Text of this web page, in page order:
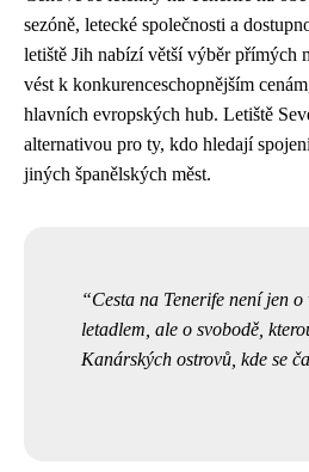
sezóně, letecké společnosti a
letiště Jih nabízí větší výběr přímých
vést k konkurenceschopnějším
hlavních evropských hub. Letiště
alternativou pro ty, kdo hledají
jiných španělských měst.
Cesta na Tenerife není jen
letadlem, ale o svobodě,
Kanárských ostrovů, kde se